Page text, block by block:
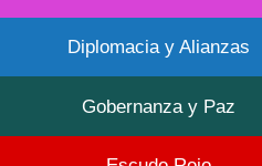
Diplomacia y Alianzas
Gobernanza y Paz